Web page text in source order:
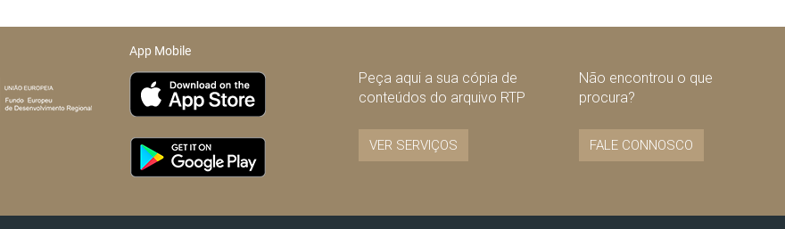
App Mobile
Peça aqui a sua cópia de
conteúdos do arquivo RTP
VER SERVIÇOS
Não encontrou o que
procura?
FALE CONNOSCO